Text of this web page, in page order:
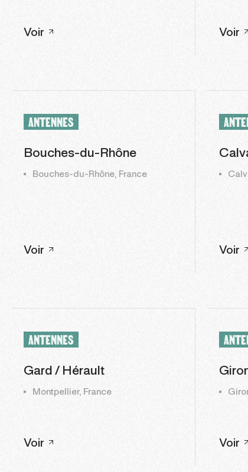
Voir Voir
ANTENNES
Bouches-du-Rhône
Bouches-du-Rhône, France
Voir Voir
ANTENNES
Gard / Hérault
Montpellier, France
Voir Voir